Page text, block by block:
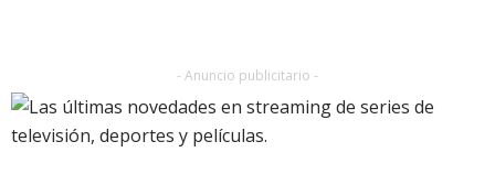
- Anuncio publicitario -